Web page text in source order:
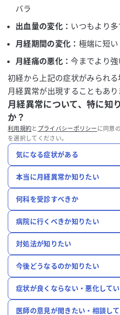
バラ
出血量の変化： いつもより
月経期間の変化： 極端に短い
月経痛の悪化：今までより
初経から上記の症状がみられ
月経異常が出現することもあり
月経異常について、特に知
か？
利用規約と プライバシーポリシー に同意
を選択してください。
気になる症状がある
本当に月経異常か知りたい
何科を受診すべきか
病院に行くべきか知りたい
対処法が知りたい
今後どうなるのか知りたい
症状が良くならない・悪化して
医師の意見が聞きたい・相談し